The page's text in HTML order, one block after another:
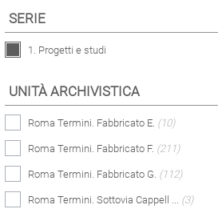
SERIE
1. Progetti e studi
UNITÀ ARCHIVISTICA
Roma Termini. Fabbricato E. (10)
Roma Termini. Fabbricato F. (211)
Roma Termini. Fabbricato G. (112)
Roma Termini. Sottovia Cappell ... (3)